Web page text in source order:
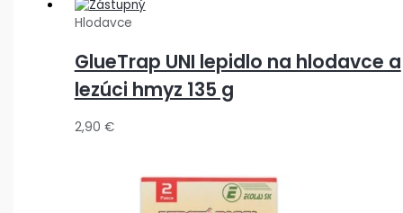
Hlodavce
GlueTrap UNI lepidlo na hlodavce a
lezúci hmyz 135 g
2,90 €